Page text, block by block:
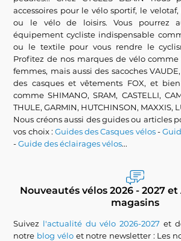
accessoires pour le vélo sportif, le
ou le vélo de loisirs. Vous pourrez
équipement cycliste indispensable
ou le textile pour vous rendre le
Profitez de nos marques de vélo comme
femmes, mais aussi des sacoches
des casques et vêtements FOX, et
comme SHIMANO, SRAM, CASTELLI,
THULE, GARMIN, HUTCHINSON, MAXXIS,
Nous créons aussi des guides ou articles
vos choix :Guides des Casques vélos-
-Guide des éclairages vélos...
Nouveautés vélos 2026 - 2027
magasins
Suivez l'actualité du vélo 2026-2027 et
notre blog véloet notre newsletter : Les